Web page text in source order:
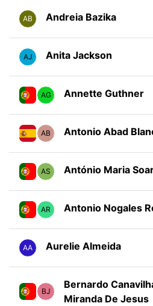
AB Andreia Bazika
AJ Anita Jackson
AG Annette Guthner
AB Antonio Abad
AS António Maria
AR Antonio Nogales
AA Aurelie Almeida
BJ
Bernardo
Miranda De Jesus